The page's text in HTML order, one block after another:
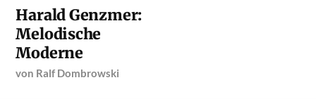
Harald Genzmer:
Melodische
Moderne
von Ralf Dombrowski